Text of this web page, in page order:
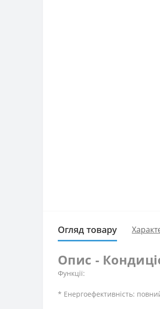
Огляд товару
Опис -
Функції:
* Енергоефективність: